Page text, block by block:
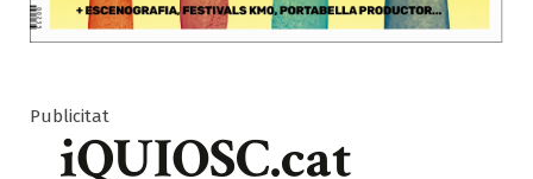
Publicitat